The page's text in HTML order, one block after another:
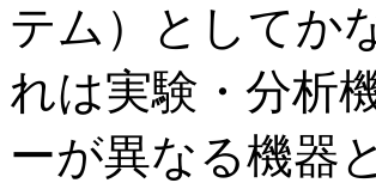
テム）としてか
れは実験・分析
ーが異なる機器